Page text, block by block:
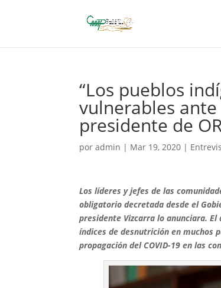
“Los pueblos
vulnerables
presidente de
poradmin | Mar 19, 2020 |
Los líderes y jefes de las
obligatorio decretada desde el
presidente Vizcarra lo anunciara.
índices de desnutrición en muchos
propagación del COVID-19 en las